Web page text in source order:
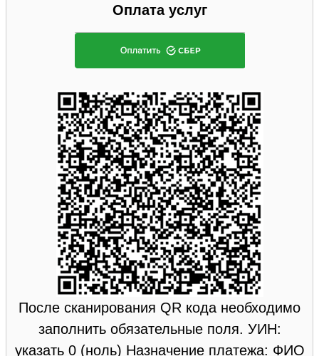
Оплата услуг
После сканирования QR кода необходимо
заполнить обязательные поля. УИН:
указать 0 (ноль) Назначение платежа: ФИО